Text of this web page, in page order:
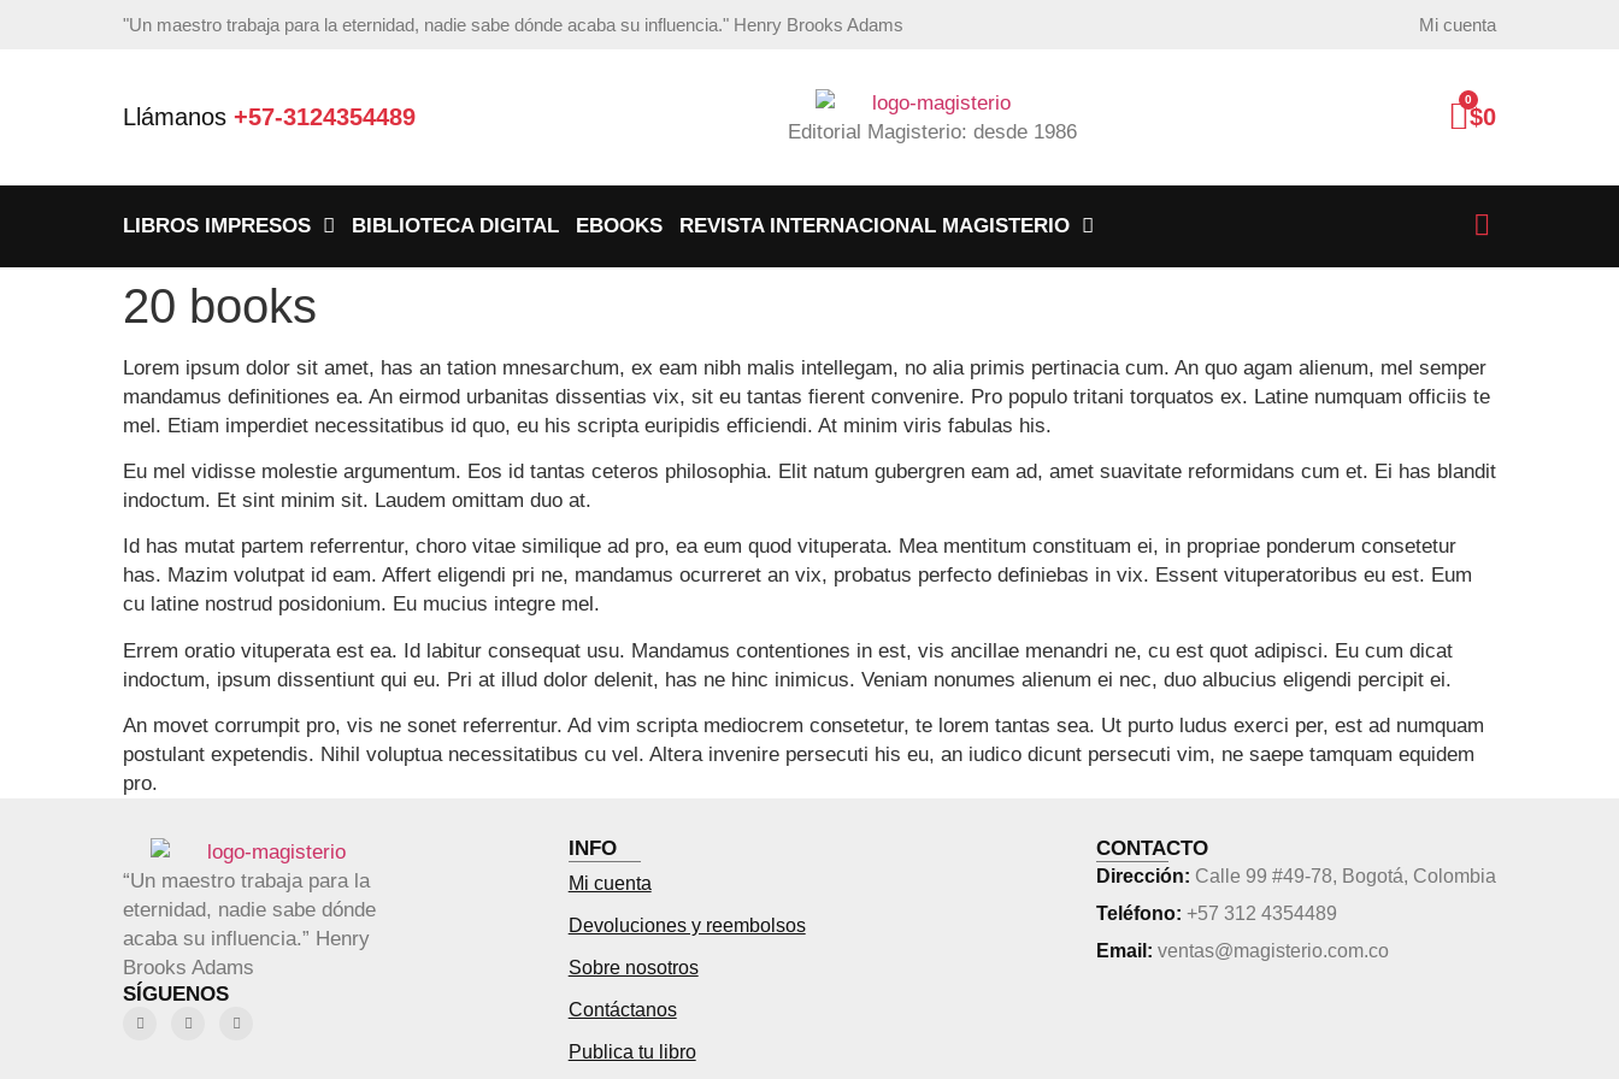
"Un maestro trabaja para la eternidad, nadie sabe dónde acaba su influencia." Henry Brooks Adams Mi cuenta
Llámanos +57-3124354489
Editorial Magisterio: desde 1986
$0
0
LIBROS IMPRESOS BIBLIOTECA DIGITAL EBOOKS REVISTA INTERNACIONAL MAGISTERIO
20 books
Lorem ipsum dolor sit amet, has an tation mnesarchum, ex eam nibh malis intellegam, no alia primis pertinacia cum. An quo agam alienum, mel semper
mandamus definitiones ea. An eirmod urbanitas dissentias vix, sit eu tantas fierent convenire. Pro populo tritani torquatos ex. Latine numquam officiis te
mel. Etiam imperdiet necessitatibus id quo, eu his scripta euripidis efficiendi. At minim viris fabulas his.
Eu mel vidisse molestie argumentum. Eos id tantas ceteros philosophia. Elit natum gubergren eam ad, amet suavitate reformidans cum et. Ei has blandit
indoctum. Et sint minim sit. Laudem omittam duo at.
Id has mutat partem referrentur, choro vitae similique ad pro, ea eum quod vituperata. Mea mentitum constituam ei, in propriae ponderum consetetur
has. Mazim volutpat id eam. Affert eligendi pri ne, mandamus ocurreret an vix, probatus perfecto definiebas in vix. Essent vituperatoribus eu est. Eum
cu latine nostrud posidonium. Eu mucius integre mel.
Errem oratio vituperata est ea. Id labitur consequat usu. Mandamus contentiones in est, vis ancillae menandri ne, cu est quot adipisci. Eu cum dicat
indoctum, ipsum dissentiunt qui eu. Pri at illud dolor delenit, has ne hinc inimicus. Veniam nonumes alienum ei nec, duo albucius eligendi percipit ei.
An movet corrumpit pro, vis ne sonet referrentur. Ad vim scripta mediocrem consetetur, te lorem tantas sea. Ut purto ludus exerci per, est ad numquam
postulant expetendis. Nihil voluptua necessitatibus cu vel. Altera invenire persecuti his eu, an iudico dicunt persecuti vim, ne saepe tamquam equidem
pro.
“Un maestro trabaja para la
eternidad, nadie sabe dónde
acaba su influencia.” Henry
Brooks Adams
SÍGUENOS
INFO
Mi cuenta
Devoluciones y reembolsos
Sobre nosotros
Contáctanos
Publica tu libro
CONTACTO
Dirección: Calle 99 #49-78, Bogotá, Colombia
Teléfono: +57 312 4354489
Email: ventas@magisterio.com.co